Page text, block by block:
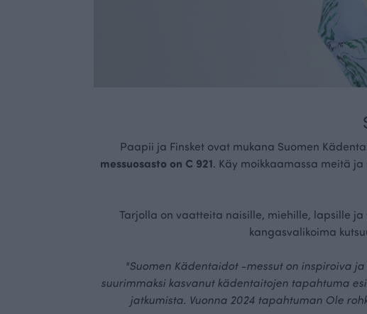
Paapii ja Finsket ovat mukana Suomen
messuosasto on C 921. Käy moikkaamassa meitä
Tarjolla on vaatteita naisille, miehille, lapsille ja
kangasvalikoima
"Suomen Kädentaidot -messut on inspiroiva
suurimmaksi kasvanut kädentaitojen tapahtuma
jatkumista. Vuonna 2024 tapahtuman Ole